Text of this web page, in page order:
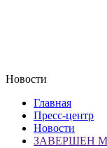
Новости
Главная
Пресс-центр
Новости
ЗАВЕРШЕН